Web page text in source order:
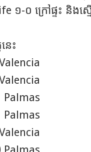
១-០ ក្រៅផ្ទះ និងស្
េះ
Palmas
Palmas